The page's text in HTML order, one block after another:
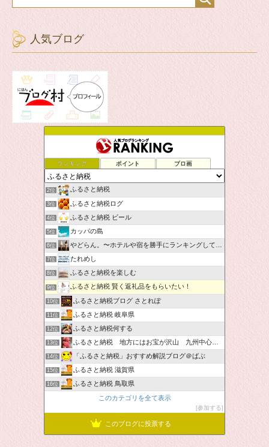
人気ブログ
ランキング ポイント ブロ画
2位 ふるさと納税
3位 ふるさと納税ログ
4位 ふるさと納税 ビール
5位 カッパの島
6位 やどらん。〜ホテルや宿を勝手にランキングしてみた〜
7位 たれめし
8位 ふるさと納税を楽しむ
9位 ふるさと納税 賢く返礼品をもらいたい！
10位 ふるさと納税ブログ さとれぽ
11位 ふるさと納税 岐阜県
12位 ふるさと納税何する
13位 ふるさと納税 地方にはお宝が沢山 九州中心です。
14位 「ふるさと納税」おすすめ解説ブログ＠ばぶ
15位 ふるさと納税 滋賀県
16位
ふるさと納税 鳥取県
このカテゴリを全て表示
参加する
このブログに投票する